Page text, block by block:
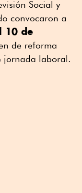
Social y
convocaron a
10 de
de reforma
jornada laboral.